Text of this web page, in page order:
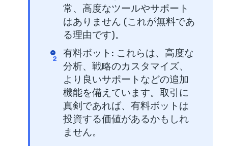
常、高度なツールやサポート
はありません (これが無料であ
る理由です)。
有料ボット : これらは、高度な
分析、戦略のカスタマイズ、
より良いサポートなどの追加
機能を備えています。取引に
真剣であれば、有料ボットは
投資する価値があるかもしれ
ません。